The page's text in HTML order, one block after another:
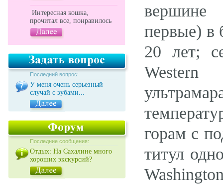
Интересная кошка,
прочитал все, понравилось
Последний вопрос:
У меня очень серьезный
случай с зубами...
Последние сообщения:
Отдых: На Сахалине много
хороших экскурсий?
вершине
первые) в
20 лет;
Western
горам с
титул